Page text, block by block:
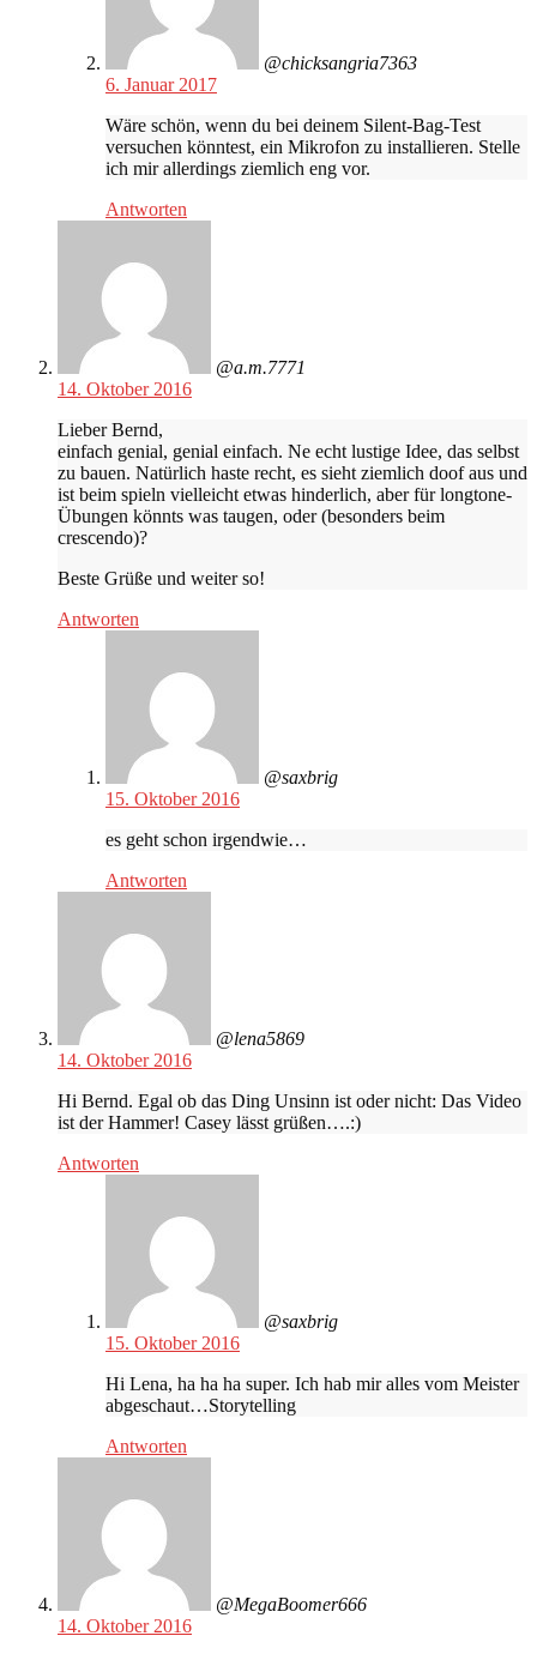
@chicksangria7363
6. Januar 2017
Wäre schön, wenn du bei deinem Silent-Bag-Test
versuchen könntest, ein Mikrofon zu installieren. Stelle
ich mir allerdings ziemlich eng vor.
Antworten
@a.m.7771
14. Oktober 2016
Lieber Bernd,
einfach genial, genial einfach. Ne echt lustige Idee, das selbst
zu bauen. Natürlich haste recht, es sieht ziemlich doof aus und
ist beim spieln vielleicht etwas hinderlich, aber für longtone-
Übungen könnts was taugen, oder (besonders beim
crescendo)?
Beste Grüße und weiter so!
Antworten
@saxbrig
15. Oktober 2016
es geht schon irgendwie…
Antworten
@lena5869
14. Oktober 2016
Hi Bernd. Egal ob das Ding Unsinn ist oder nicht: Das Video
ist der Hammer! Casey lässt grüßen….:)
Antworten
@saxbrig
15. Oktober 2016
Hi Lena, ha ha ha super. Ich hab mir alles vom Meister
abgeschaut…Storytelling
Antworten
@MegaBoomer666
14. Oktober 2016